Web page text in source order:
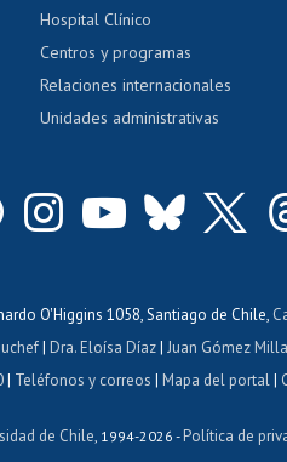
Hospital Clínico
Centros y programas
Relaciones internacionales
Unidades administrativas
O'Higgins 1058, Santiago de Chile,
| Dra. Eloísa Díaz| Juan Gómez
| Teléfonos y correos |Mapa del portal|
de Chile, 1994-2026 -Política de